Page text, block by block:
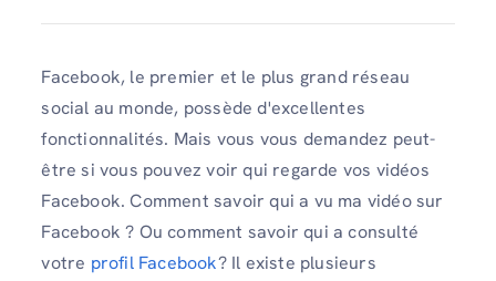
Facebook, le premier et le plus grand réseau
social au monde, possède d'excellentes
fonctionnalités. Mais vous vous demandez peut-
être si vous pouvez voir qui regarde vos vidéos
Facebook. Comment savoir qui a vu ma vidéo sur
Facebook ? Ou comment savoir qui a consulté
votre profil Facebook? Il existe plusieurs